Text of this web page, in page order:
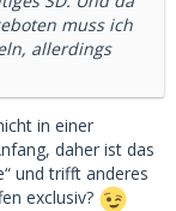
muss ich
allerdings
in einer
daher ist das
und trifft anderes
exclusiv?